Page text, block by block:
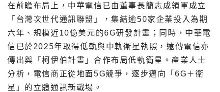
在前瞻布局上，中華電信已由董事長簡志成領軍成立
「台灣次世代通訊聯盟」，集結逾50家企業投入為期
六年、規模近10億美元的6G研發計畫；同時，中華電
信已於2025年取得低軌與中軌衛星執照，遠傳電信亦
傳出與「柯伊伯計畫」合作布局低軌衛星。產業人士
分析，電信商正從地面5G競爭，逐步邁向「6G＋衛
星」的立體通訊新戰場。